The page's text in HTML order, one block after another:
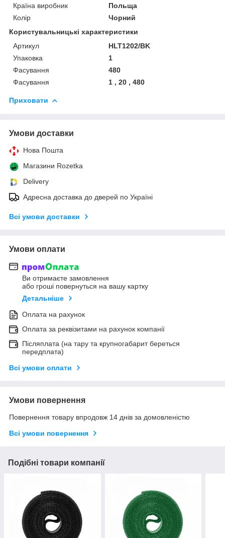
Країна виробник
Польща
Колір
Чорний
Користувальницькі характеристики
Артикул
HLT1202/BK
Упаковка
1
Фасування
480
Фасування
1 , 20 , 480
Приховати
Умови доставки
Нова Пошта
Магазини Rozetka
Delivery
Адресна доставка до дверей по Україні
Всі умови доставки
Умови оплати
Ви отримаєте замовлення
або гроші повернуться на вашу картку
Детальніше
Оплата на рахунок
Оплата за реквізитами на рахунок компанії
Післяплата (на тару та крупногабарит береться
передплата)
Всі умови оплати
Умови повернення
Повернення товару впродовж 14 днів за домовленістю
Всі умови повернення
Подібні товари компанії